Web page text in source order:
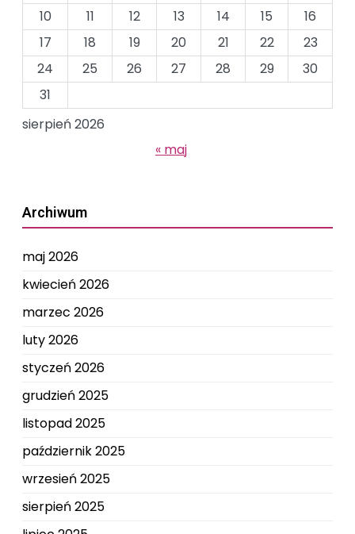
sierpień 2026
10
11 12 13 14 15
16
17
18 19 20 21 22
23
24
25 26 27 28 29
30
31
« maj
Archiwum
maj 2026
kwiecień 2026
marzec 2026
luty 2026
styczeń 2026
grudzień 2025
listopad 2025
październik 2025
wrzesień 2025
sierpień 2025